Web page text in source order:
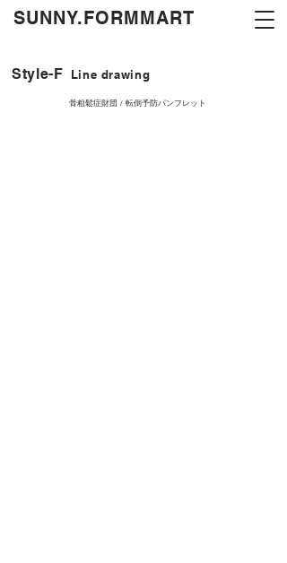
​SUNNY.FORMMART
Style-F Line drawing
骨粗鬆症財団 / 転倒予防パンフレット